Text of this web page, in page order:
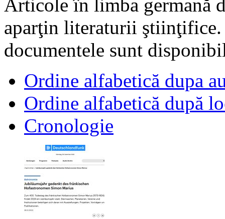
Articole în limba germană
aparţin literaturii ştiinţifice.
documentele sunt
Ordine alfabetică dupa
Ordine alfabetică după
Cronologie